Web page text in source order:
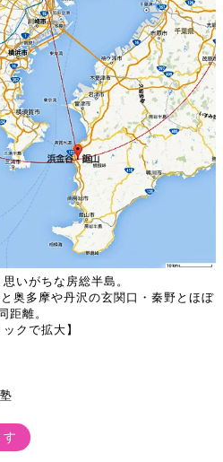
いがちな房総半島。
奥多摩や丹沢の玄関口・秦野とほぼ
同距離。
ックで拡大】